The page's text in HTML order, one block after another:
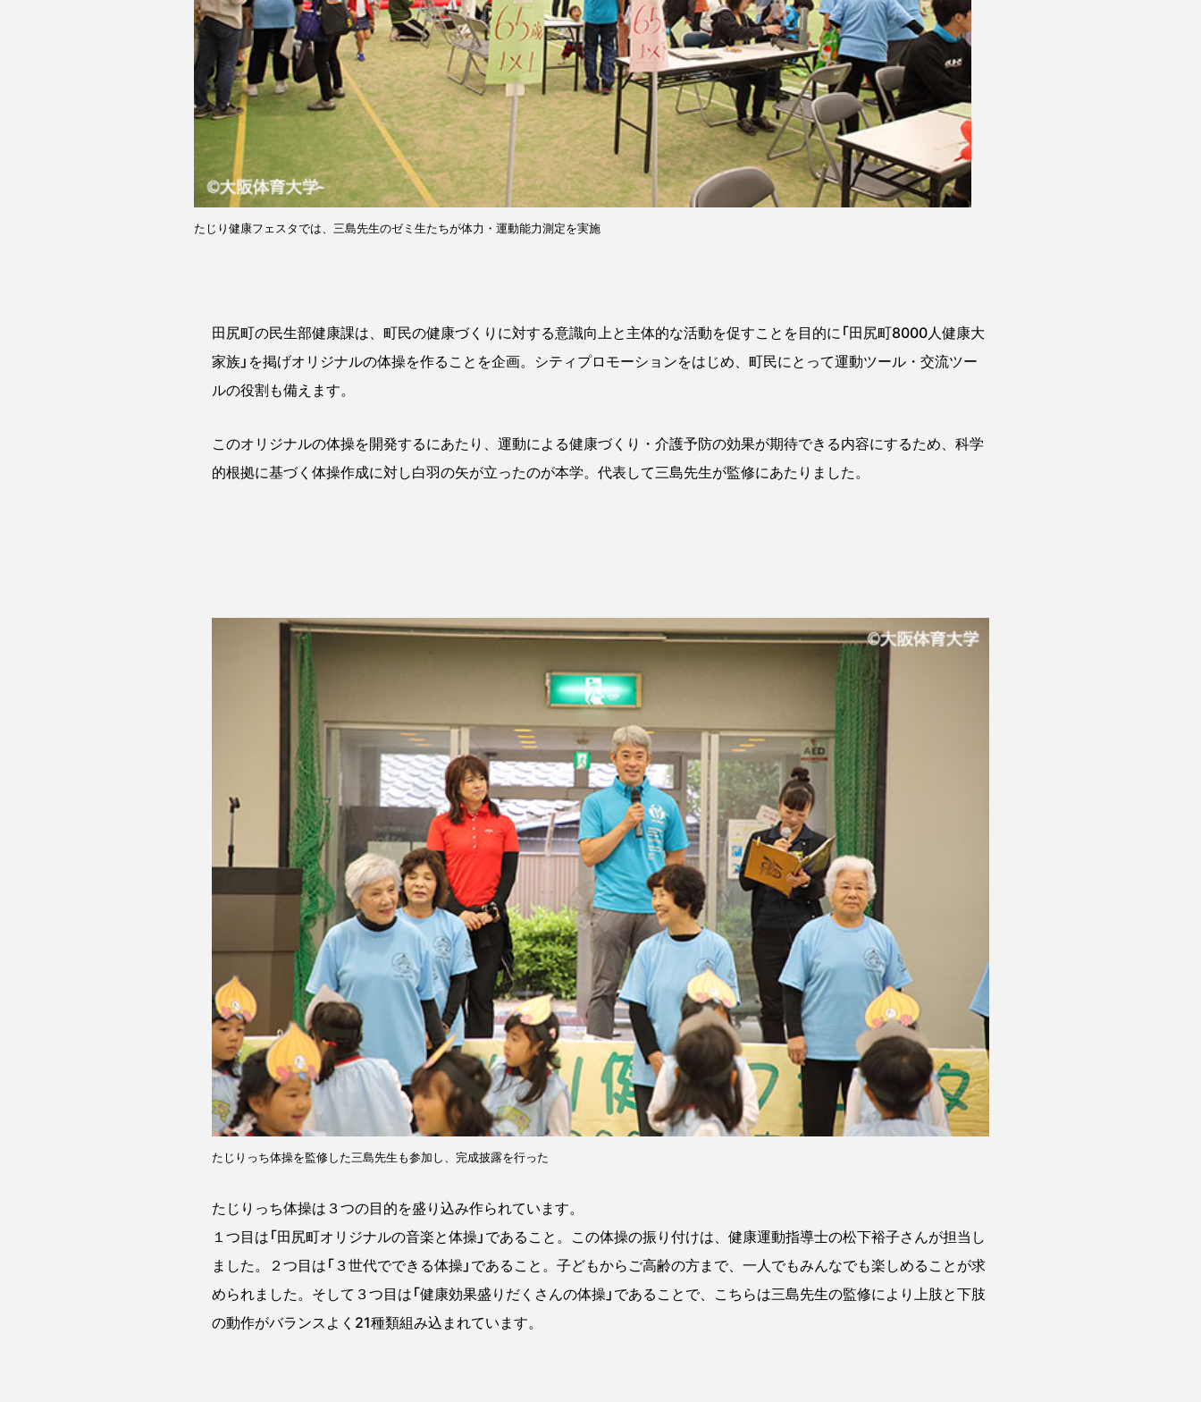
たじり健康フェスタでは、三島先生のゼミ生たちが体力・運動能力測定を実施
田尻町の民生部健康課は、町民の健康づくりに対する意識向上と主体的な活動を促すことを目的に「田尻町8000人健康大
家族」を掲げオリジナルの体操を作ることを企画。シティプロモーションをはじめ、町民にとって運動ツール・交流ツー
ルの役割も備えます。
このオリジナルの体操を開発するにあたり、運動による健康づくり・介護予防の効果が期待できる内容にするため、科学
的根拠に基づく体操作成に対し白羽の矢が立ったのが本学。代表して三島先生が監修にあたりました。
たじりっち体操を監修した三島先生も参加し、完成披露を行った
たじりっち体操は３つの目的を盛り込み作られています。
１つ目は「田尻町オリジナルの音楽と体操」であること。この体操の振り付けは、健康運動指導士の松下裕子さんが担当し
ました。２つ目は「３世代でできる体操」であること。子どもからご高齢の方まで、一人でもみんなでも楽しめることが求
められました。そして３つ目は「健康効果盛りだくさんの体操」であることで、こちらは三島先生の監修により上肢と下肢
の動作がバランスよく21種類組み込まれています。